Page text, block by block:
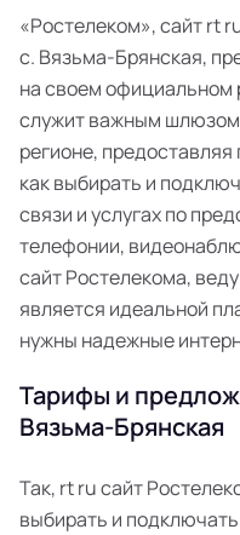
«Ростелеком», сайт rt
с. Вязьма-Брянская,
на своем официальном
служит важным шлюзом
регионе,
как выбирать и
связи и услугах по
телефонии,
сайт Ростелекома,
является идеальной
нужны надежные
Тарифы и
Вязьма-Брянская
Так, rt ru сайт
выбирать и